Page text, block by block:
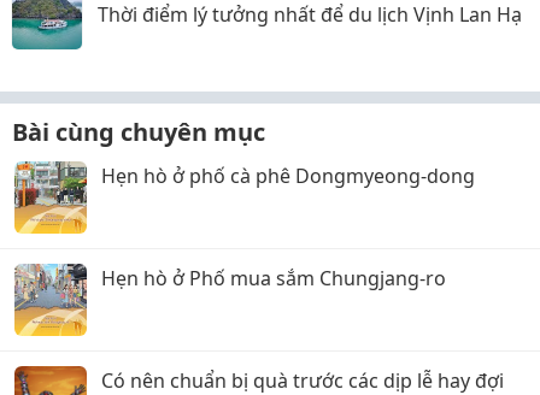
Thời điểm lý tưởng nhất để du lịch Vịnh Lan Hạ
Bài cùng chuyên mục
Hẹn hò ở phố cà phê Dongmyeong-dong
Hẹn hò ở Phố mua sắm Chungjang-ro
Có nên chuẩn bị quà trước các dịp lễ hay đợi